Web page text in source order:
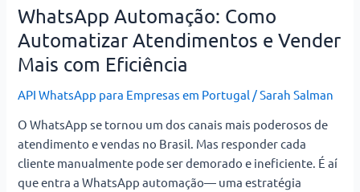
WhatsApp Automação: Como
Automatizar Atendimentos e Vender
Mais com Eficiência
API WhatsApp para Empresas em Portugal /Sarah Salman
O WhatsApp se tornou um dos canais mais poderosos de
atendimento e vendas no Brasil. Mas responder cada
cliente manualmente pode ser demorado e ineficiente. É aí
que entra a WhatsApp automação— uma estratégia